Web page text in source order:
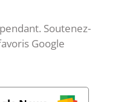
Soutenez-
Google